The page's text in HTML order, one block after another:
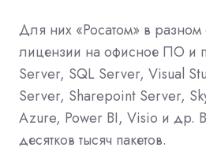
Для них «Росатом» в разном
лицензии на офисное ПО и
Server, SQL Server, Visual
Server, Sharepoint Server,
Azure, Power BI, Visio и др.
десятков тысяч пакетов.